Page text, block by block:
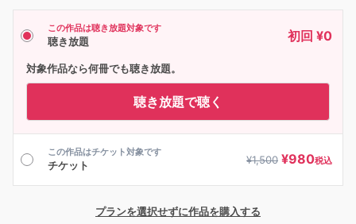
この作品は聴き放題対象です
聴き放題 初回 ¥0
対象作品なら何冊でも聴き放題。
聴き放題で聴く
この作品はチケット対象です
チケット ¥1,500 ¥980税込
プランを選択せずに作品を購入する